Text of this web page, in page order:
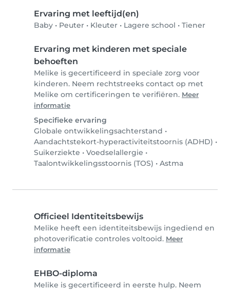
Ervaring met leeftijd(en)
Baby • Peuter • Kleuter • Lagere school • Tiener
Ervaring met kinderen met speciale
behoeften
Melike is gecertificeerd in speciale zorg voor
kinderen. Neem rechtstreeks contact op met
Melike om certificeringen te verifiëren. Meer
informatie
Specifieke ervaring
Globale ontwikkelingsachterstand •
Aandachtstekort-hyperactiviteitstoornis (ADHD) •
Suikerziekte • Voedselallergie •
Taalontwikkelingsstoornis (TOS) • Astma
Officieel Identiteitsbewijs
Melike heeft een identiteitsbewijs ingediend en
photoverificatie controles voltooid. Meer
informatie
EHBO-diploma
Melike is gecertificeerd in eerste hulp. Neem